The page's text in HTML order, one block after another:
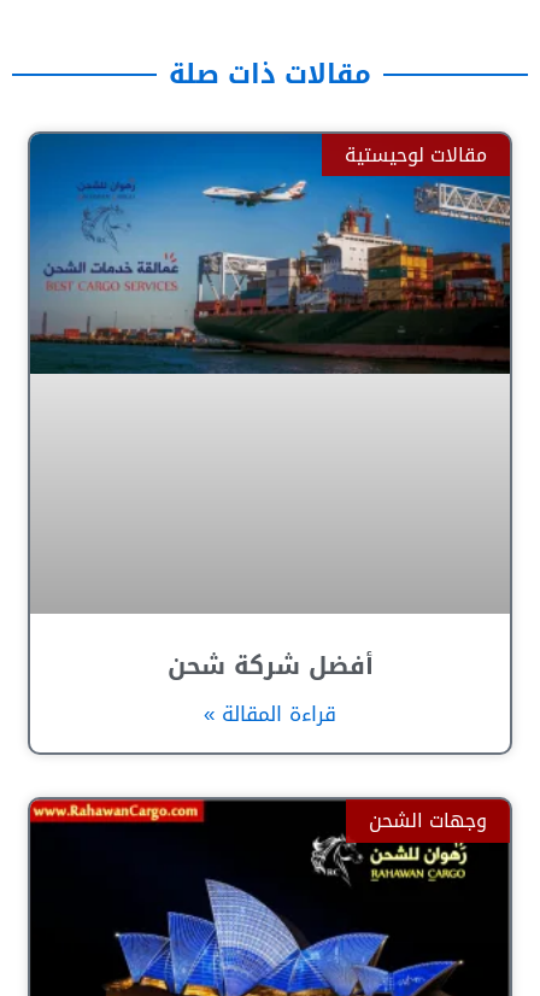
5
مقالات ذات صلة
مقالات لوحيستية
أفضل شركة شحن
قراءة المقالة »
وجهات الشحن
Page
Page
Page
Page
Page